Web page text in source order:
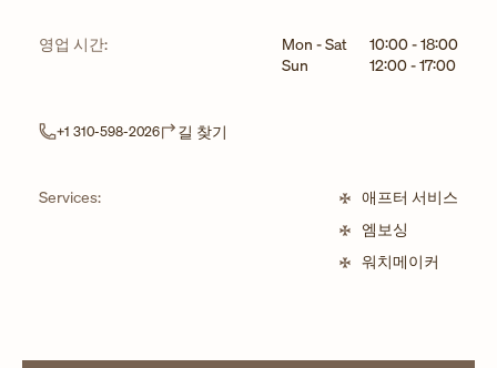
영업 시간: 요일 시간
Mon - Sat 10:00-18:00
Sun
12:00-17:00
+1 310-598-2026 길 찾기
Services:
애프터 서비스
엠보싱
워치메이커